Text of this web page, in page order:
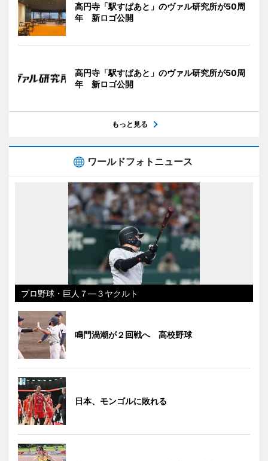
高円寺「駅すぱあと」のヴァル研究所が50周
年 新ロゴ公開
高円寺「駅すぱあと」のヴァル研究所が50周
年 新ロゴ公開
もっと見る
ワールドフォトニュース
プロ野球・巨人７―３ヤクルト
鳴門渦潮が２回戦へ 高校野球
日本、モンゴルに敗れる